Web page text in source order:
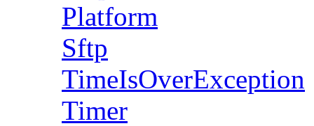
Platform
Sftp
TimeIsOverException
Timer